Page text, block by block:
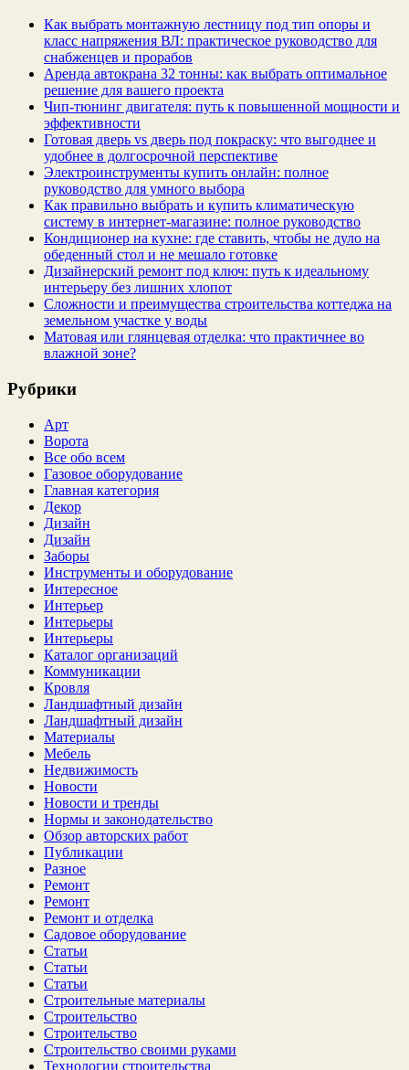
Как выбрать монтажную лестницу под тип опоры и
класс напряжения ВЛ: практическое руководство для
снабженцев и прорабов
Аренда автокрана 32 тонны: как выбрать оптимальное
решение для вашего проекта
Чип‑тюнинг двигателя: путь к повышенной мощности и
эффективности
Готовая дверь vs дверь под покраску: что выгоднее и
удобнее в долгосрочной перспективе
Электроинструменты купить онлайн: полное
руководство для умного выбора
Как правильно выбрать и купить климатическую
систему в интернет‑магазине: полное руководство
Кондиционер на кухне: где ставить, чтобы не дуло на
обеденный стол и не мешало готовке
Дизайнерский ремонт под ключ: путь к идеальному
интерьеру без лишних хлопот
Сложности и преимущества строительства коттеджа на
земельном участке у воды
Матовая или глянцевая отделка: что практичнее во
влажной зоне?
Рубрики
Арт
Ворота
Все обо всем
Газовое оборудование
Главная категория
Декор
Дизайн
Дизайн
Заборы
Инструменты и оборудование
Интересное
Интерьер
Интерьеры
Интерьеры
Каталог организаций
Коммуникации
Кровля
Ландшафтный дизайн
Ландшафтный дизайн
Материалы
Мебель
Недвижимость
Новости
Новости и тренды
Нормы и законодательство
Обзор авторских работ
Публикации
Разное
Ремонт
Ремонт
Ремонт и отделка
Садовое оборудование
Статьи
Статьи
Статьи
Строительные материалы
Строительство
Строительство
Строительство своими руками
Технологии строительства